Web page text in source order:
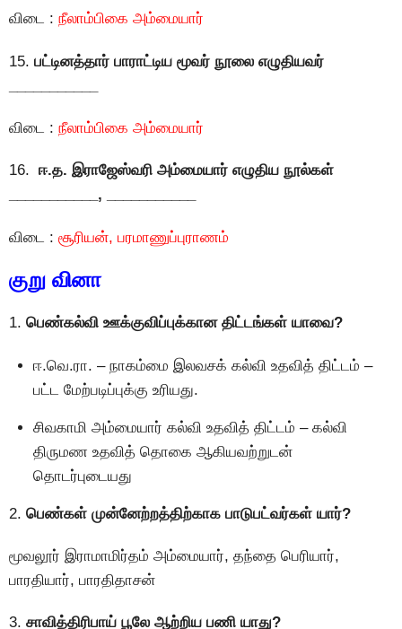
விடை : நீலாம்பிகை அம்மையார்
15. பட்டினத்தார் பாராட்டிய மூவர் நூலை எழுதியவர்
விடை : நீலாம்பிகை அம்மையார்
16. ஈ.த. இராஜேஸ்வரி அம்மையார் எழுதிய நூல்கள்
___________, ___________
விடை : சூரியன், பரமாணுப்புராணம்
குறு வினா
1. பெண்கல்வி ஊக்குவிப்புக்கான திட்டங்கள் யாவை?
ஈ.வெ.ரா. – நாகம்மை இலவசக் கல்வி உதவித் திட்டம் –
பட்ட மேற்படிப்புக்கு உரியது.
சிவகாமி அம்மையார் கல்வி உதவித் திட்டம் – கல்வி
திருமண உதவித் தொகை ஆகியவற்றுடன்
தொடர்புடையது
2. பெண்கள் முன்னேற்றத்திற்காக பாடுபட்வர்கள் யார்?
மூவலூர் இராமாமிர்தம் அம்மையார், தந்தை பெரியார்,
பாரதியார், பாரதிதாசன்
3. சாவித்திரிபாய் பூலே ஆற்றிய பணி யாது?